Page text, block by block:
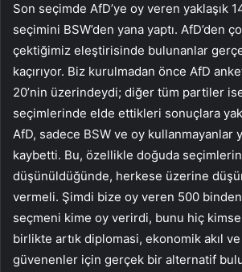
Son seçimde AfD’ye oy veren yaklaşık
seçimini BSW’den yana yaptı. AfD’den
çektiğimiz eleştirisinde bulunanlar
kaçırıyor. Biz kurulmadan önce AfD
20’nin üzerindeydi; diğer tüm partiler
seçimlerinde elde ettikleri sonuçlara
AfD, sadece BSW ve oy kullanmayanlar
kaybetti. Bu, özellikle doğuda seçimlerin
düşünüldüğünde, herkese üzerine
vermeli. Şimdi bize oy veren 500
seçmeni kime oy verirdi, bunu hiç
birlikte artık diplomasi, ekonomik akıl
güvenenler için gerçek bir alternatif